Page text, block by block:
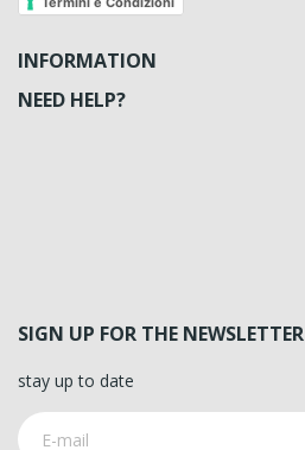
INFORMATION
NEED HELP?
SIGN UP FOR THE NEWSLETTER
stay up to date